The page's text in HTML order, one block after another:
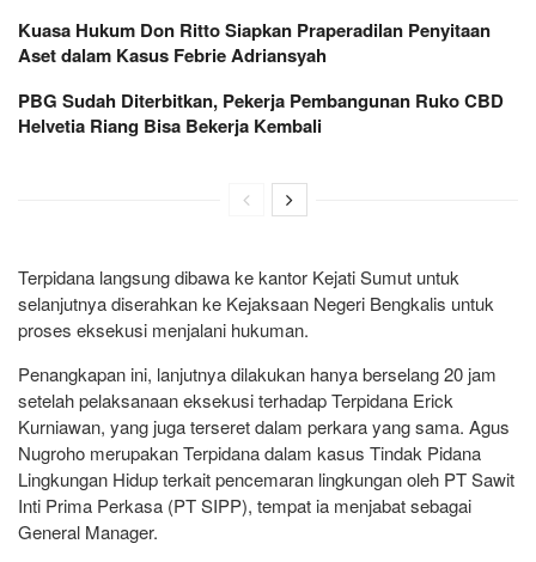
Kuasa Hukum Don Ritto Siapkan Praperadilan Penyitaan
Aset dalam Kasus Febrie Adriansyah
PBG Sudah Diterbitkan, Pekerja Pembangunan Ruko CBD
Helvetia Riang Bisa Bekerja Kembali
Terpidana langsung dibawa ke kantor Kejati Sumut untuk
selanjutnya diserahkan ke Kejaksaan Negeri Bengkalis untuk
proses eksekusi menjalani hukuman.
Penangkapan ini, lanjutnya dilakukan hanya berselang 20 jam
setelah pelaksanaan eksekusi terhadap Terpidana Erick
Kurniawan, yang juga terseret dalam perkara yang sama. Agus
Nugroho merupakan Terpidana dalam kasus Tindak Pidana
Lingkungan Hidup terkait pencemaran lingkungan oleh PT Sawit
Inti Prima Perkasa (PT SIPP), tempat ia menjabat sebagai
General Manager.